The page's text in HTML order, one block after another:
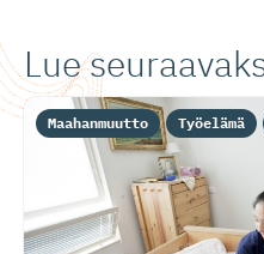
Lue
Maahanmuutto Työelämä